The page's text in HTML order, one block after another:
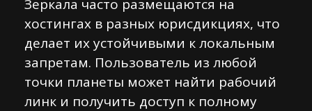
Зеркала часто размещаются на
хостингах в разных юрисдикциях, что
делает их устойчивыми к локальным
запретам. Пользователь из любой
точки планеты может найти рабочий
линк и получить доступ к полному